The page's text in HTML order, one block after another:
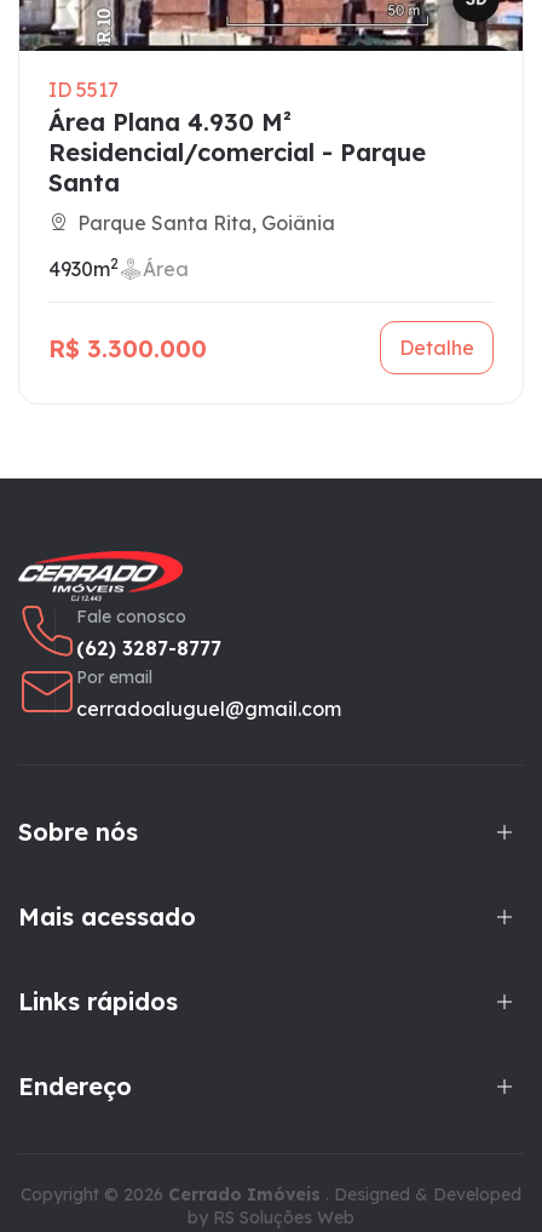
ID 5517
Área Plana 4.930 M²
Residencial/comercial - Parque
Santa
Parque Santa Rita, Goiânia
4930m2 Área
R$ 3.300.000 Detalhe
Fale conosco
(62) 3287-8777
Por email
cerradoaluguel@gmail.com
Sobre nós
Mais acessado
Links rápidos
Endereço
Copyright © 2026 Cerrado Imóveis . Designed & Developed
by RS Soluções Web